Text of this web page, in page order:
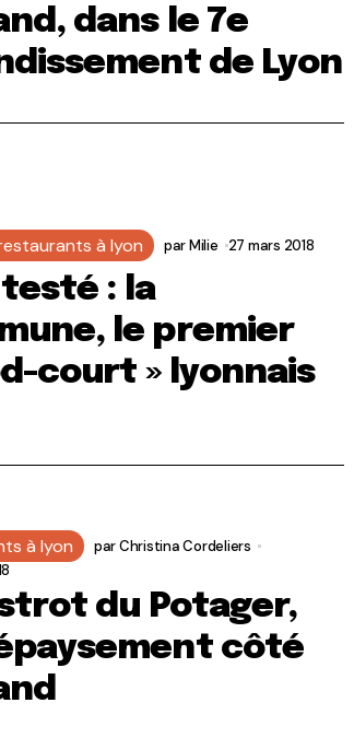
dans le 7e
de Lyon
à lyon parMilie 27 mars 2018
testé : la
le premier
court » lyonnais
à lyon parChristina Cordeliers
du Potager,
côté